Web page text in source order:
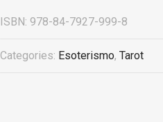
ISBN: 978-84-7927-999-8
Categories: Esoterismo, Tarot